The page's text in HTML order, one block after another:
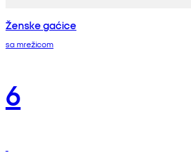
Ženske gaćice
sa mrežicom
6